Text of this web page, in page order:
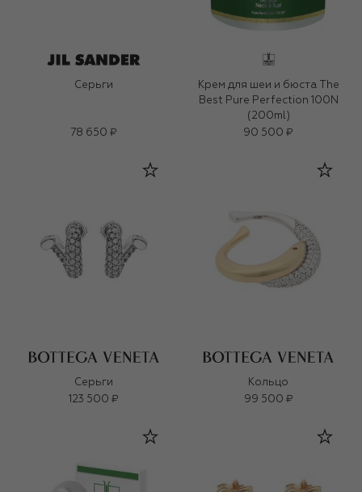
Серьги
78 650 ₽
Крем для шеи и бюста The
Best Pure Perfection 100N
(200ml)
90 500 ₽
Серьги
123 500 ₽
Кольцо
99 500 ₽